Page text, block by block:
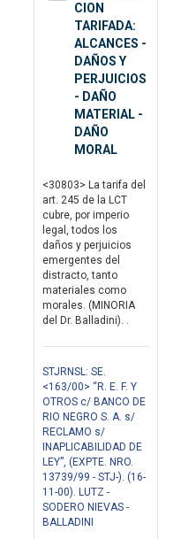
CION
TARIFADA:
ALCANCES -
DAÑOS Y
PERJUICIOS
- DAÑO
MATERIAL -
DAÑO
MORAL
<30803> La tarifa del
art. 245 de la LCT
cubre, por imperio
legal, todos los
daños y perjuicios
emergentes del
distracto, tanto
materiales como
morales. (MINORIA
del Dr. Balladini). .
STJRNSL: SE.
<163/00> “R. E. F. Y
OTROS c/ BANCO DE
RIO NEGRO S. A. s/
RECLAMO s/
INAPLICABILIDAD DE
LEY”, (EXPTE. NRO.
13739/99 - STJ-). (16-
11-00). LUTZ -
SODERO NIEVAS -
BALLADINI